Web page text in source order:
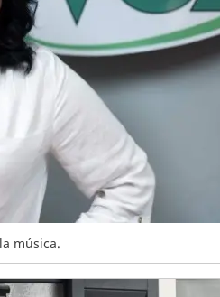
música.